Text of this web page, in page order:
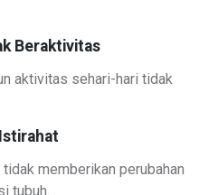
Beraktivitas
aktivitas sehari-hari tidak
memberikan perubahan
tubuh.